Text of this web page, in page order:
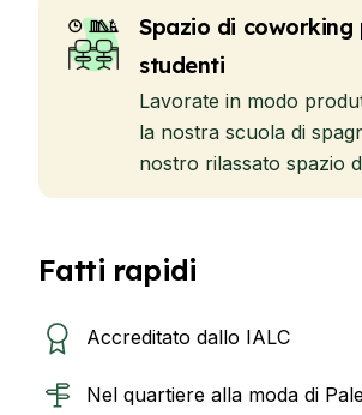
Spazio di coworking
studenti
Lavorate in modo
la nostra scuola di
nostro rilassato spazio
Fatti rapidi
Accreditato dallo IALC
Nel quartiere alla moda di